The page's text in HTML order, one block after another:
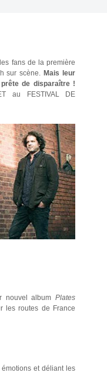
fans de la première
sur scène. Mais leur
de disparaître !
au FESTIVAL DE
nouvel albumPlates
les routes de France
et déliant les